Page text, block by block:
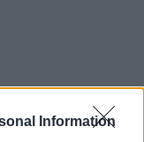
Information